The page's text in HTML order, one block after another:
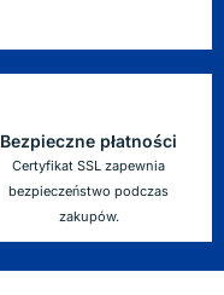
Bezpieczne płatności
Certyfikat SSL zapewnia
bezpieczeństwo podczas
zakupów.